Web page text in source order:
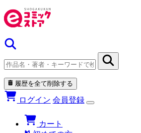
履歴を全て削除する
ログイン 会員登録
カート